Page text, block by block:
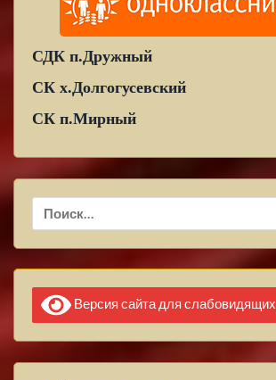
СДК п.Дружный
СК х.Долгогусевский
СК п.Мирный
Версия сайта для слабовидящих